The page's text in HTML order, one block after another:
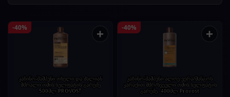
-40% +
კაზინო-შამპუნი თხელი და ძალიან
მშრალი თმის სულფატის გარეშე
500მლ PROVOST
-40% +
კაზინო-შამპუნი ალოე ვერა/მანგოს
კარაქით მშრ/ხვეული თმის სულფატის
გარეშე. 400მლ.Provost